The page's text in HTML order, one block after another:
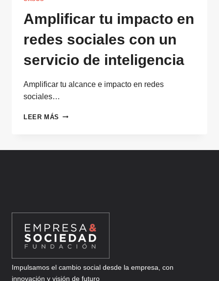
Amplificar tu impacto en
redes sociales con un
servicio de inteligencia
Amplificar tu alcance e impacto en redes
sociales…
LEER MÁS AMPLIFICAR
INTELIGENCIA
Impulsamos el cambio social desde la empresa, con
innovación y visión de futuro